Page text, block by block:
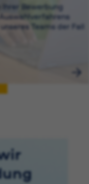
Ihrer Bewerbung
Teams der Fall